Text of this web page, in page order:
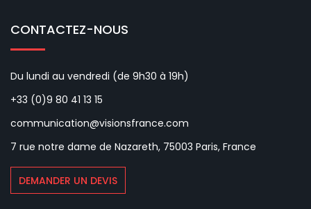
CONTACTEZ-NOUS
Du lundi au vendredi (de 9h30 à 19h)
+33 (0)9 80 41 13 15
communication@visionsfrance.com
7 rue notre dame de Nazareth, 75003 Paris, France
DEMANDER UN DEVIS